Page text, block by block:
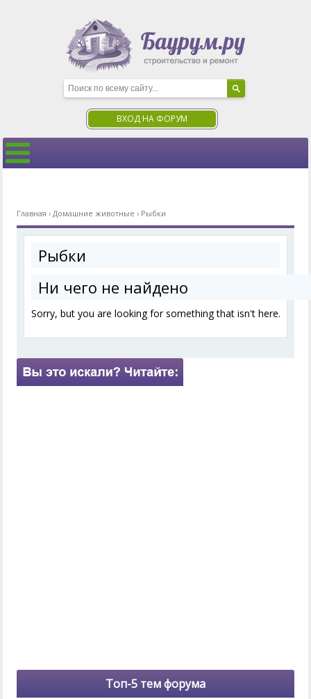
ВХОД НА ФОРУМ
Главная ›Домашние животные › Рыбки
Рыбки
Ни чего не найдено
Sorry, but you are looking for something that isn't here.
Топ-5 тем форума